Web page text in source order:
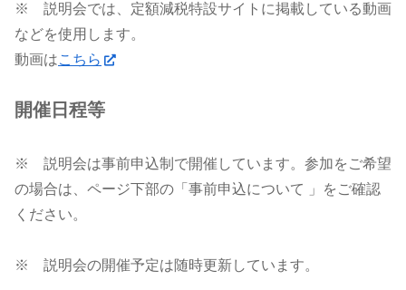
※ 説明会では、定額減税特設サイトに掲載している動画
などを使用します。
動画はこちら
開催日程等
※ 説明会は事前申込制で開催しています。参加をご希望
の場合は、ページ下部の「事前申込について 」をご確認
ください。
※ 説明会の開催予定は随時更新しています。